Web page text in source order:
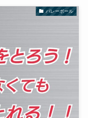
バレーボール